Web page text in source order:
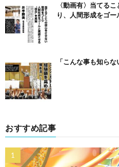
〈動画有〉当てる
り、人間形成をゴ
「こんな事も知ら
おすすめ記事